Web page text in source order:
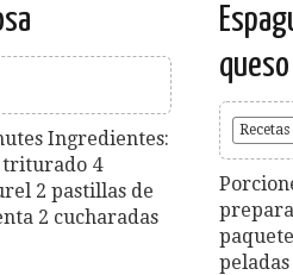
Ingredientes:
triturado 4
2 pastillas de
2 cucharadas
queso
Recetas